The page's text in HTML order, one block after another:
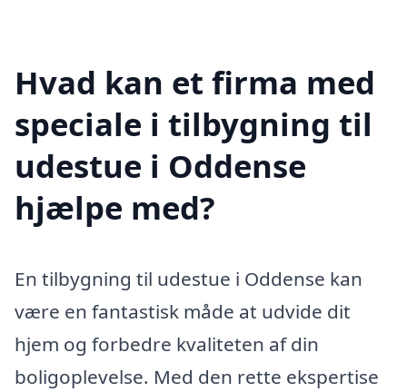
Hvad kan et firma med
speciale i tilbygning til
udestue i Oddense
hjælpe med?
En tilbygning til udestue i Oddense kan
være en fantastisk måde at udvide dit
hjem og forbedre kvaliteten af din
boligoplevelse. Med den rette ekspertise